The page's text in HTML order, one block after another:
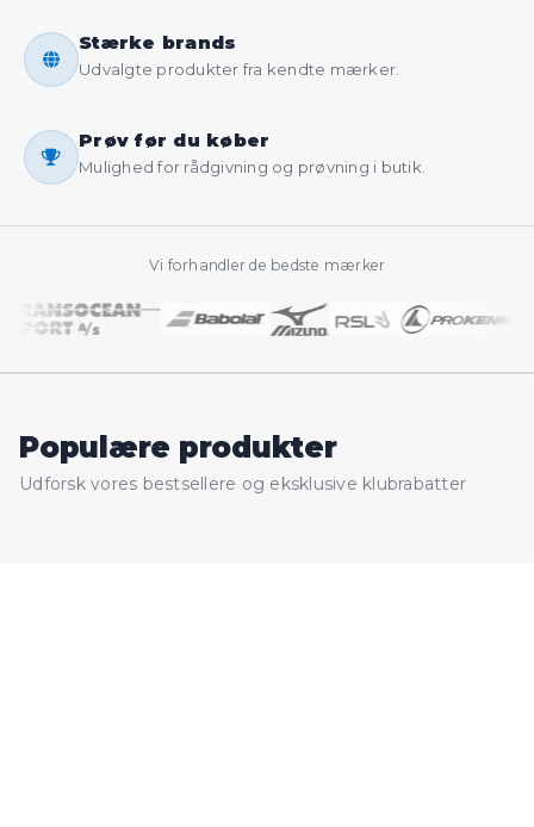
Stærke brands
Udvalgte produkter fra kendte mærker.
Prøv før du køber
Mulighed for rådgivning og prøvning i butik.
Vi forhandler de bedste mærker
Populære produkter
Udforsk vores bestsellere og eksklusive klubrabatter